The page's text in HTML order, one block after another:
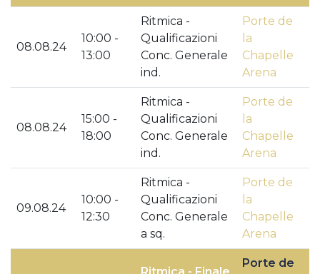
08.08.24
10:00 -
13:00
Ritmica -
Qualificazioni
Conc. Generale
ind.
Porte de
la
Chapelle
Arena
08.08.24
15:00 -
18:00
Ritmica -
Qualificazioni
Conc. Generale
ind.
Porte de
la
Chapelle
Arena
09.08.24
10:00 -
12:30
Ritmica -
Qualificazioni
Conc. Generale
a sq.
Porte de
la
Chapelle
Arena
Porte de